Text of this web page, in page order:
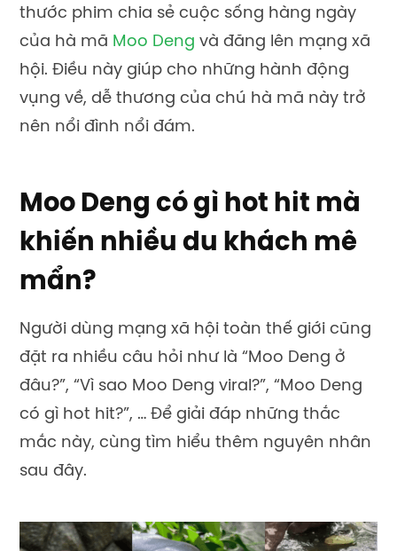
thước phim chia sẻ cuộc sống hàng ngày
của hà mã Moo Deng và đăng lên mạng xã
hội. Điều này giúp cho những hành động
vụng về, dễ thương của chú hà mã này trở
nên nổi đình nổi đám.
Moo Deng có gì hot hit mà
khiến nhiều du khách mê
mẩn?
Người dùng mạng xã hội toàn thế giới cũng
đặt ra nhiều câu hỏi như là “Moo Deng ở
đâu?”, “Vì sao Moo Deng viral?”, “Moo Deng
có gì hot hit?”, … Để giải đáp những thắc
mắc này, cùng tìm hiểu thêm nguyên nhân
sau đây.